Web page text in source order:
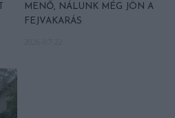
MENŐ, NÁLUNK MÉG JÖN A
FEJVAKARÁS